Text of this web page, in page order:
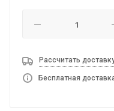
Рассчитать
Бесплатная